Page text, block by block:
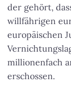
der gehört,
willfährigen
europäischen
millionenfach
erschossen.